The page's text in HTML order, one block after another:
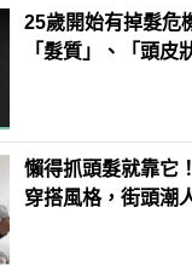
25歲開始有掉髮危
「髮質」、「頭皮
懶得抓頭髮就靠它
穿搭風格，街頭潮